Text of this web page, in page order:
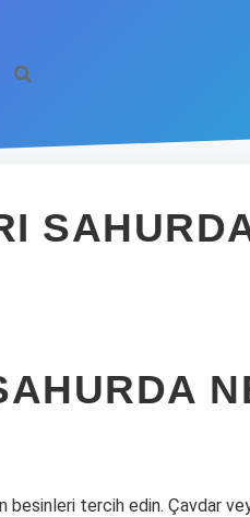
tercih edin. Çavdar